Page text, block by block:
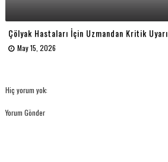
Çölyak Hastaları İçin Uzmandan Kritik Uyarı
May 15, 2026
Hiç yorum yok:
Yorum Gönder